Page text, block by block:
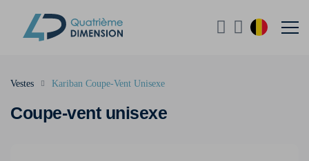
Coupe-vent unisexe
Vestes Kariban Coupe-Vent Unisexe